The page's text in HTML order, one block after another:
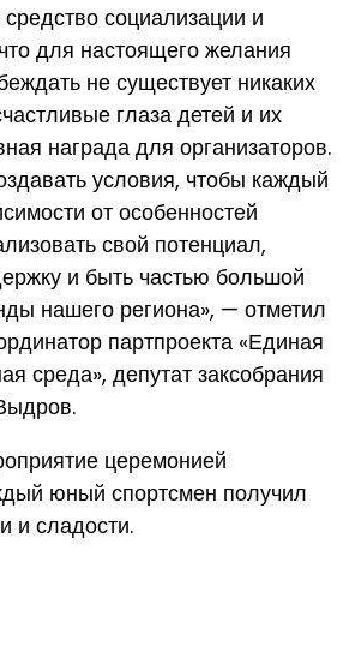
социализации и
для настоящего желания
не существует никаких
глаза детей и их
награда для организаторов.
условия, чтобы каждый
от особенностей
свой потенциал,
и быть частью большой
нашего региона», — отметил
партпроекта «Единая
среда», депутат заксобрания
церемонией
юный спортсмен получил
и сладости.